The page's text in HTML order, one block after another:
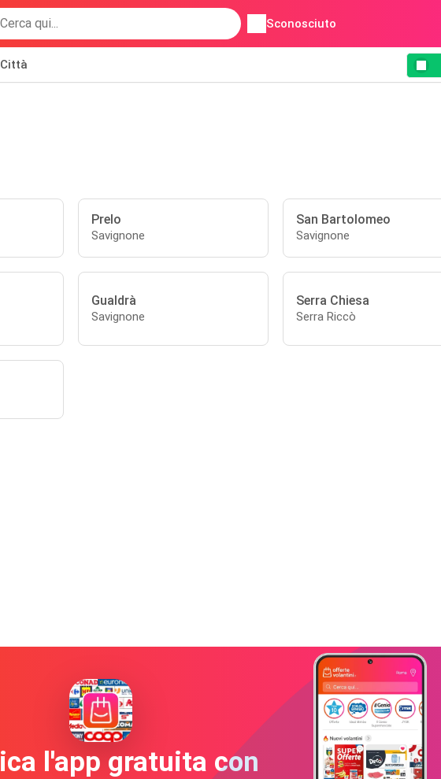
Sconosciuto
Città
Prelo
Savignone
San Bartolomeo
Savignone
Gualdrà
Savignone
Serra Chiesa
Serra Riccò
l'app gratuita con